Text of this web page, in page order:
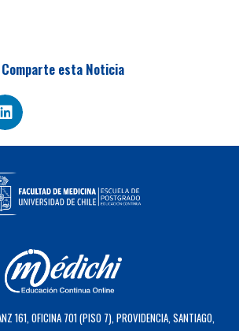
Comparte esta Noticia
161, OFICINA 701 (PISO 7), PROVIDENCIA, SANTIAGO,